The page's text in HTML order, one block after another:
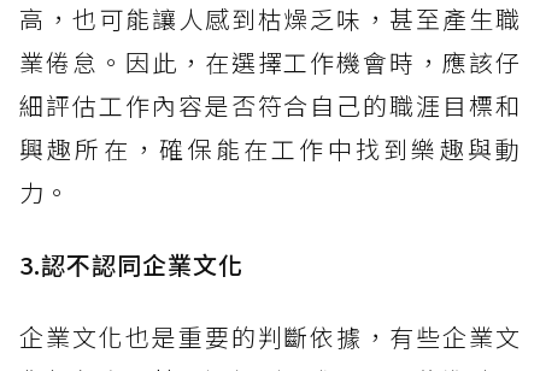
高，也可能讓人感到枯燥乏味，甚至產生職
業倦怠。因此，在選擇工作機會時，應該仔
細評估工作內容是否符合自己的職涯目標和
興趣所在，確保能在工作中找到樂趣與動
力。
3.認不認同企業文化
企業文化也是重要的判斷依據，有些企業文